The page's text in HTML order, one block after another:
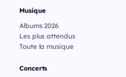
Musique
Albums 2026
Les plus attendus
Toute la musique
Concerts